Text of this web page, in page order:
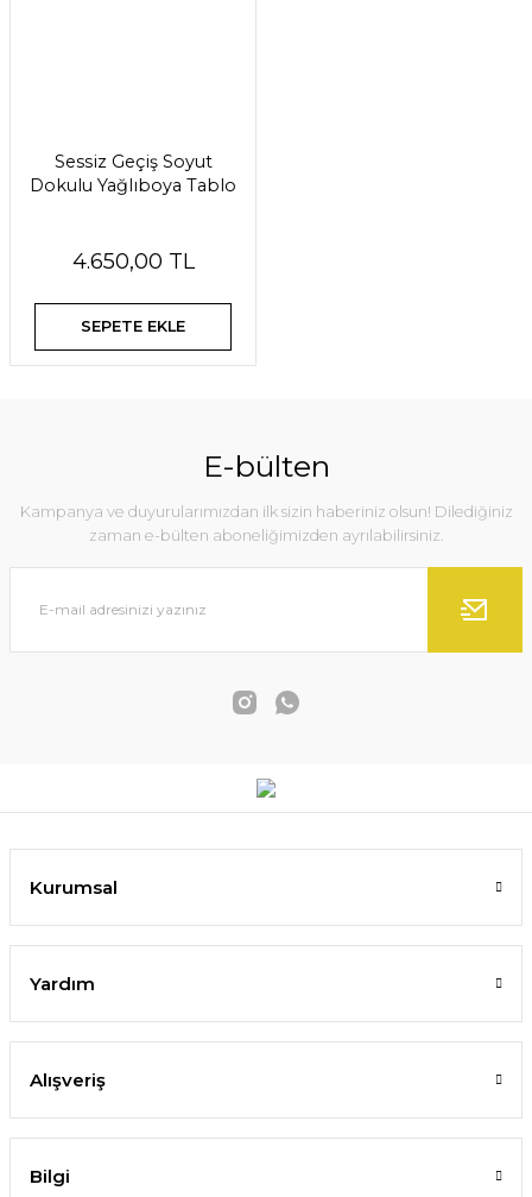
Sessiz Geçiş Soyut
Dokulu Yağlıboya Tablo
4.650,00 TL
SEPETE EKLE
E-bülten
Kampanya ve duyurularımızdan ilk sizin haberiniz olsun! Dilediğiniz
zaman e-bülten aboneliğimizden ayrılabilirsiniz.
Kurumsal
Yardım
Alışveriş
Bilgi